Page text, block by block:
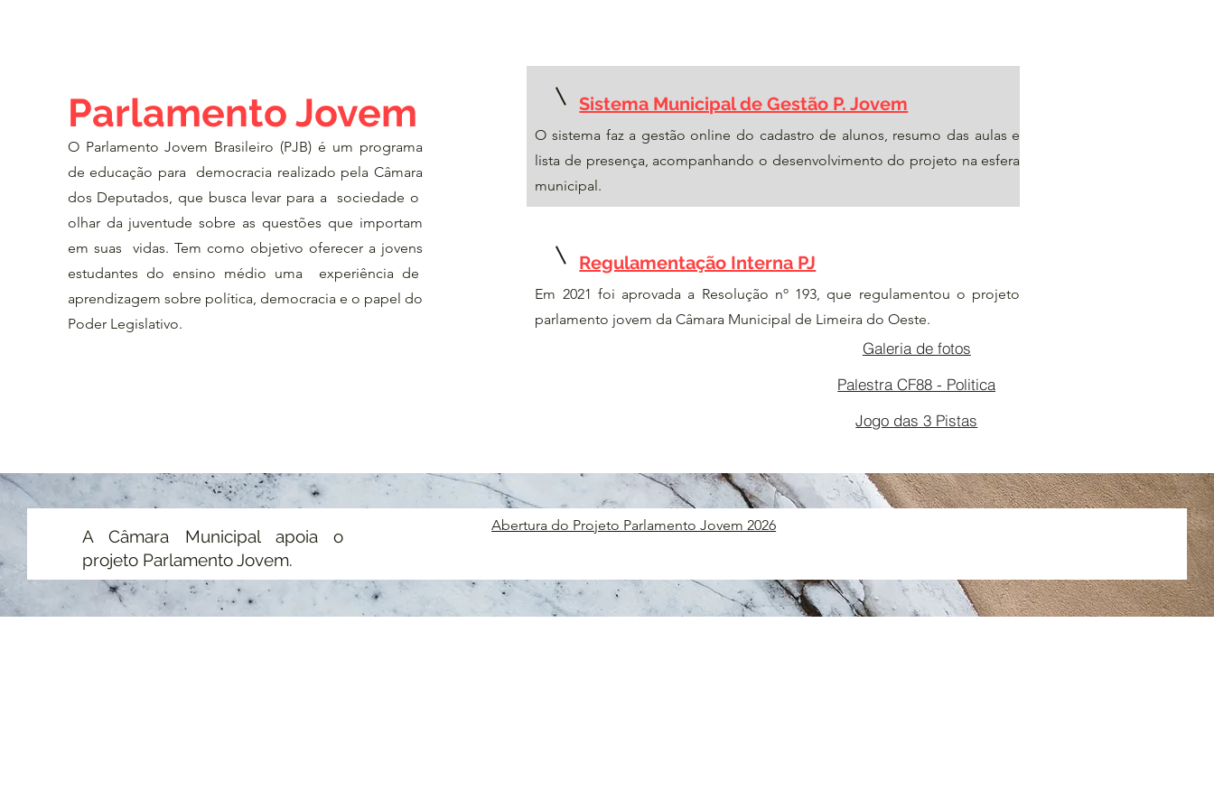
Parlamento Jovem
O Parlamento Jovem Brasileiro (PJB) é um programa
de educação para democracia realizado pela Câmara
dos Deputados, que busca levar para a sociedade o
olhar da juventude sobre as questões que importam
em suas vidas. Tem como objetivo oferecer a jovens
estudantes do ensino médio uma experiência de
aprendizagem sobre política, democracia e o papel do
Poder Legislativo.
Sistema Municipal de Gestão P. Jovem
O sistema faz a gestão online do cadastro de alunos, resumo das aulas e
lista de presença, acompanhando o desenvolvimento do projeto na esfera
municipal.
Regulamentação Interna PJ
Em 2021 foi aprovada a Resolução nº 193, que regulamentou o projeto
parlamento jovem da Câmara Municipal de Limeira do Oeste.
Galeria de fotos
Palestra CF88 - Politica
Jogo das 3 Pistas
A Câmara Municipal apoia o
projeto Parlamento Jovem.
Abertura do Projeto Parlamento Jovem 2026